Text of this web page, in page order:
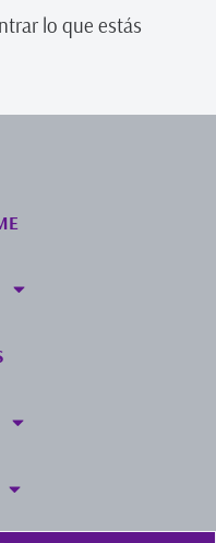
lo que estás